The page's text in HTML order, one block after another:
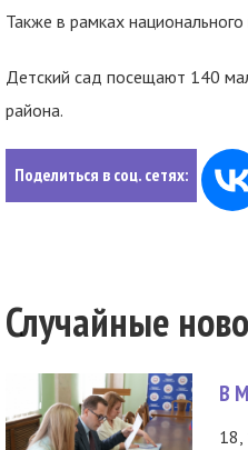
Также в рамках
Детский сад посещают 140
района.
Поделиться в соц. сетях:
Случайные
В
18,